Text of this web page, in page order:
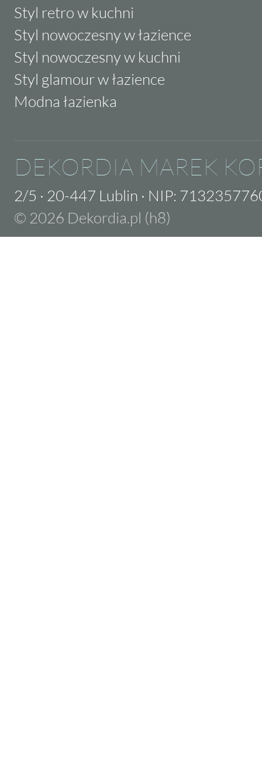
Styl retro w kuchni
Styl nowoczesny w łazience
Styl nowoczesny w kuchni
Styl glamour w łazience
Modna łazienka
DEKORDIA MAREK
2/5 · 20-447 Lublin · NIP:
© 2026 Dekordia.pl (h8)